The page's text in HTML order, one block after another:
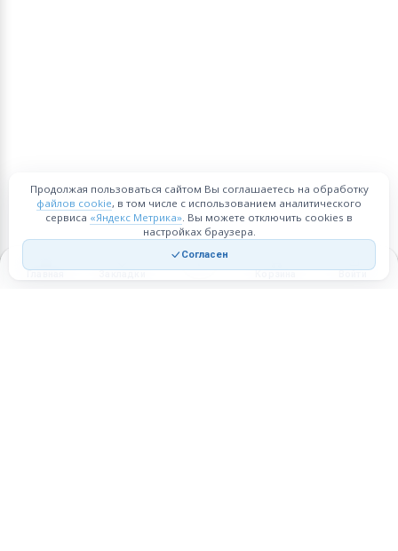
Главная Закладки Корзина Войти
Продолжая пользоваться сайтом Вы соглашаетесь на обработку
файлов cookie, в том числе с использованием аналитического
сервиса «Яндекс Метрика». Вы можете отключить cookies в
настройках браузера.
Согласен